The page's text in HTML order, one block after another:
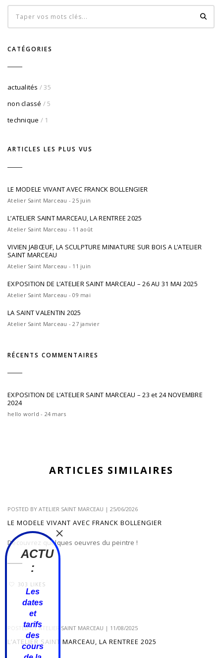
CATÉGORIES
actualités / 35
non classé / 5
technique / 1
ARTICLES LES PLUS VUS
LE MODELE VIVANT AVEC FRANCK BOLLENGIER
Atelier Saint Marceau - 25 juin
L’ATELIER SAINT MARCEAU, LA RENTREE 2025
Atelier Saint Marceau - 11 août
VIVIEN JABŒUF, LA SCULPTURE MINIATURE SUR BOIS A L’ATELIER
SAINT MARCEAU
Atelier Saint Marceau - 11 juin
EXPOSITION DE L’ATELIER SAINT MARCEAU – 26 AU 31 MAI 2025
Atelier Saint Marceau - 09 mai
LA SAINT VALENTIN 2025
Atelier Saint Marceau - 27 janvier
RÉCENTS COMMENTAIRES
EXPOSITION DE L’ATELIER SAINT MARCEAU – 23 et 24 NOVEMBRE
2024
hello world - 24 mars
ARTICLES SIMILAIRES
POSTED BY ATELIER SAINT MARCEAU | 25/06/2026
LE MODELE VIVANT AVEC FRANCK BOLLENGIER
Découvrez quelques oeuvres du peintre !
303 LIKES
POSTED BYATELIER SAINT MARCEAU | 11/08/2025
L’ATELIER SAINT MARCEAU, LA RENTREE 2025
ACTU
:
Les
dates
et
tarifs
des
cours